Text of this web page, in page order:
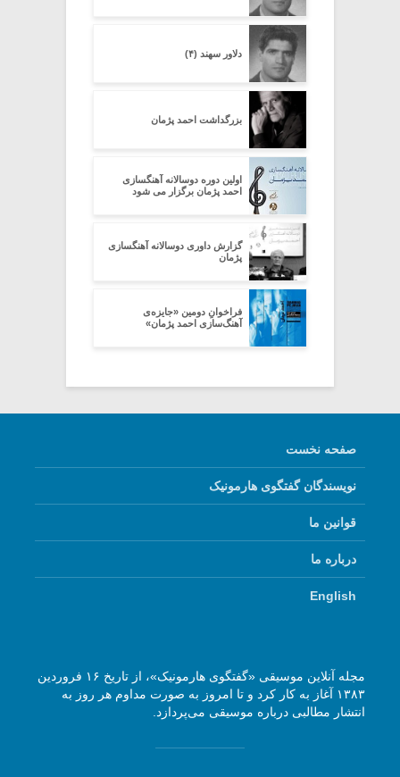
دلاور سهند (۴)
بزرگداشت احمد پژمان
اولین دوره دوسالانه آهنگسازی
احمد پژمان برگزار می شود
گزارش داوری دوسالانه آهنگسازی
پژمان
فراخوانِ دومین «جایزه‌ی
آهنگ‌سازی احمد پژمان»
صفحه نخست
نویسندگان گفتگوی هارمونیک
قوانین ما
درباره ما
English
مجله آنلاین موسیقی «گفتگوی هارمونیک»، از تاریخ ۱۶ فروردین
۱۳۸۳ آغاز به کار کرد و تا امروز به صورت مداوم هر روز به
انتشار مطالبی درباره موسیقی می‌پردازد.